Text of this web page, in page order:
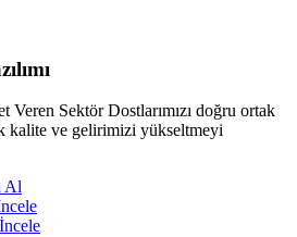
Veren Sektör Dostlarımızı doğru ortak
kalite ve gelirimizi yükseltmeyi
Al